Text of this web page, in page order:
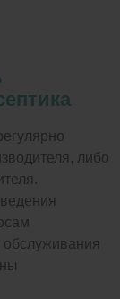
либо
обслуживания